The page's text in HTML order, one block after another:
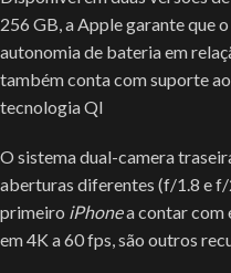
256 GB, a Apple garante que o
autonomia de bateria em
também conta com suporte
tecnologia QI
O sistema dual-camera
aberturas diferentes (f/1.8 e f/
primeiro iPhonea contar com
em 4K a 60 fps, são outros